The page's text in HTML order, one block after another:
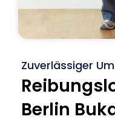
Zuverlässiger
Berlin